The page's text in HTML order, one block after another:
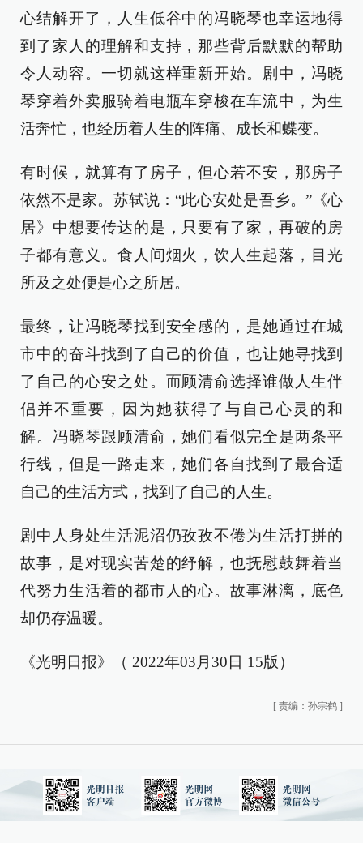
心结解开了，人生低谷中的冯晓琴也幸运地得
到了家人的理解和支持，那些背后默默的帮助
令人动容。一切就这样重新开始。剧中，冯晓
琴穿着外卖服骑着电瓶车穿梭在车流中，为生
活奔忙，也经历着人生的阵痛、成长和蝶变。
有时候，就算有了房子，但心若不安，那房子
依然不是家。苏轼说：“此心安处是吾乡。”《心
居》中想要传达的是，只要有了家，再破的房
子都有意义。食人间烟火，饮人生起落，目光
所及之处便是心之所居。
最终，让冯晓琴找到安全感的，是她通过在城
市中的奋斗找到了自己的价值，也让她寻找到
了自己的心安之处。而顾清俞选择谁做人生伴
侣并不重要，因为她获得了与自己心灵的和
解。冯晓琴跟顾清俞，她们看似完全是两条平
行线，但是一路走来，她们各自找到了最合适
自己的生活方式，找到了自己的人生。
剧中人身处生活泥沼仍孜孜不倦为生活打拼的
故事，是对现实苦楚的纾解，也抚慰鼓舞着当
代努力生活着的都市人的心。故事淋漓，底色
却仍存温暖。
《光明日报》（ 2022年03月30日 15版）
[ 责编：孙宗鹤 ]